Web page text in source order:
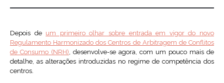
Depois de um primeiro olhar sobre entrada em vigor do novo
Regulamento Harmonizado dos Centros de Arbitragem de Conflitos
de Consumo (NRH), desenvolve-se agora, com um pouco mais de
detalhe, as alterações introduzidas no regime de competência dos
centros.